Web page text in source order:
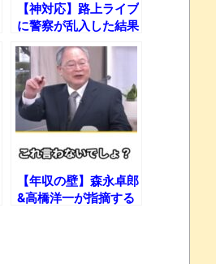
【神対応】路上ライブ
に警察が乱入した結果
ｗ
【年収の壁】森永卓郎
&高橋洋一が指摘する